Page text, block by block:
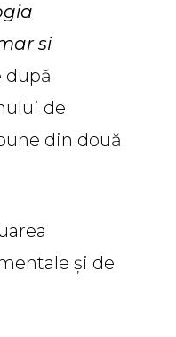
si
după
de
din două
și de